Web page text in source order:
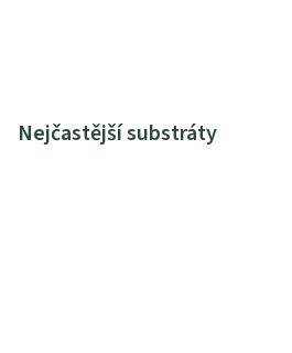
Nejčastější substráty